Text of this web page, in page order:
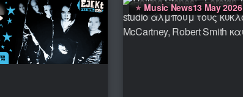
Music News13 May 2026